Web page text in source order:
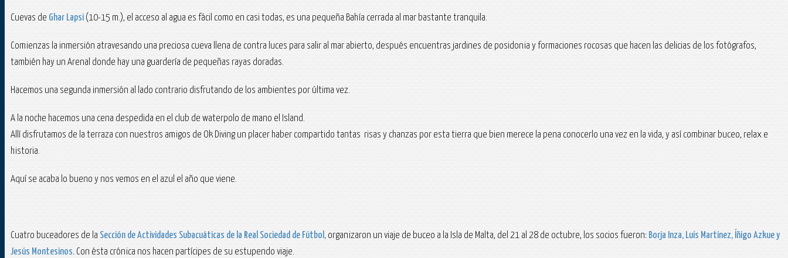
Cuevas de Ghar Lapsi (10-15 m.), el acceso al agua es fácil como en casi todas, es una pequeña Bahía cerrada al mar bastante tranquila.
Comienzas la inmersión atravesando una preciosa cueva llena de contra luces para salir al mar abierto, después encuentras jardines de posidonia y formaciones rocosas que hacen las delicias de los fotógrafos,
también hay un Arenal donde hay una guardería de pequeñas rayas doradas.
Hacemos una segunda inmersión al lado contrario disfrutando de los ambientes por última vez.
A la noche hacemos una cena despedida en el club de waterpolo de mano el Island.
Allí disfrutamos de la terraza con nuestros amigos de Ok Diving un placer haber compartido tantas risas y chanzas por esta tierra que bien merece la pena conocerlo una vez en la vida, y así combinar buceo, relax e
historia.
Aquí se acaba lo bueno y nos vemos en el azul el año que viene.
Cuatro buceadores de la Sección de Actividades Subacuáticas de la Real Sociedad de Fútbol, organizaron un viaje de buceo a la Isla de Malta, del 21 al 28 de octubre, los socios fueron: Borja Inza, Luís Martínez, Íñigo Azkuey
Jesús Montesinos. Con ésta crónica nos hacen partícipes de su estupendo viaje.